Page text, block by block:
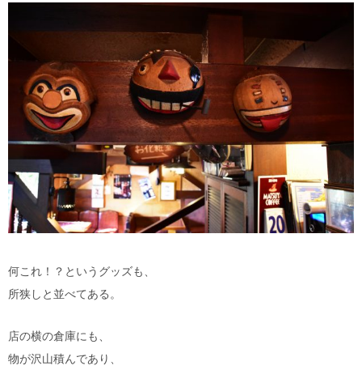
何これ！？というグッズも、
所狭しと並べてある。
店の横の倉庫にも、
物が沢山積んであり、